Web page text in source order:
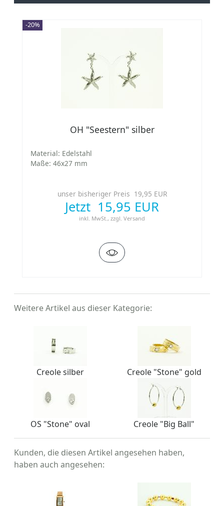
-20%
OH "Seestern" silber
Material: Edelstahl
Maße: 46x27 mm
unser bisheriger Preis 19,95 EUR
Jetzt 15,95 EUR
inkl. MwSt., zzgl. Versand
Weitere Artikel aus dieser Kategorie:
Creole silber Creole "Stone" gold
OS "Stone" oval Creole "Big Ball"
Kunden, die diesen Artikel angesehen haben,
haben auch angesehen: